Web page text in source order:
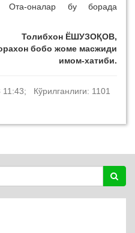
Ота-оналар бу борада
Толибхон ЁШУЗОҚОВ,
бобо жоме масжиди
имом-хатиби.
11:43; Кўрилганлиги: 1101